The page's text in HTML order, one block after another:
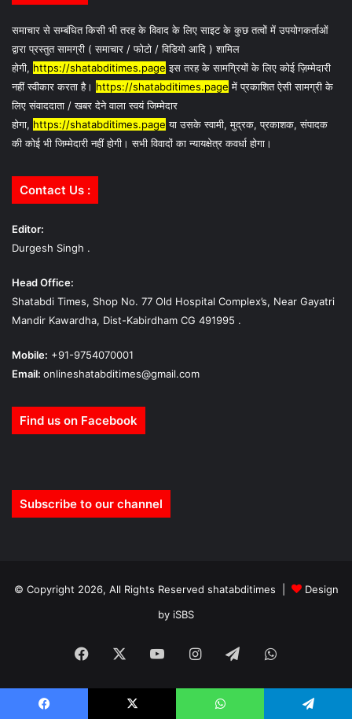
समाचार से सम्बंधित किसी भी तरह के विवाद के लिए साइट के कुछ तत्वों में उपयोगकर्ताओं
द्वारा प्रस्तुत सामग्री ( समाचार / फोटो / विडियो आदि ) शामिल
होगी, https://shatabditimes.page इस तरह के सामग्रियों के लिए कोई ज़िम्मेदारी
नहीं स्वीकार करता है। https://shatabditimes.page में प्रकाशित ऐसी सामग्री के
लिए संवाददाता / खबर देने वाला स्वयं जिम्मेदार
होगा, https://shatabditimes.page या उसके स्वामी, मुद्रक, प्रकाशक, संपादक
की कोई भी जिम्मेदारी नहीं होगी। सभी विवादों का न्यायक्षेत्र कवर्धा होगा।
Contact Us :
Editor:
Durgesh Singh .
Head Office:
Shatabdi Times, Shop No. 77 Old Hospital Complex’s, Near Gayatri
Mandir Kawardha, Dist-Kabirdham CG 491995 .
Mobile: +91-9754070001
Email: onlineshatabditimes@gmail.com
Find us on Facebook
Subscribe to our channel
© Copyright 2026, All Rights Reserved shatabditimes |
Design
by iSBS
Facebook YouTubeInstagramTelegramWhatsApp